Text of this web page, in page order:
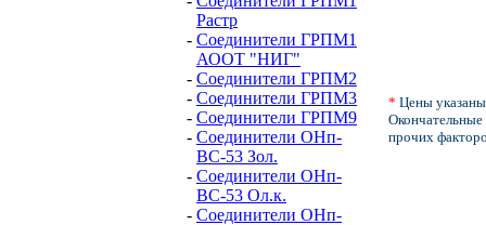
Растр
- Соединители ГРПМ1
АООТ "НИГ"
- Соединители ГРПМ2
- Соединители ГРПМ3
- Соединители ГРПМ9
- Соединители ОНп-
ВС-53 Зол.
- Соединители ОНп-
ВС-53 Ол.к.
- Соединители ОНп-
* Цены
Окончательные
прочих